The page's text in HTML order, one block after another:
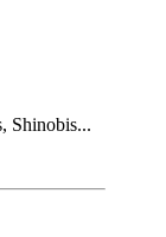
Shinobis...